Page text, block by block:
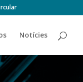
Notícies